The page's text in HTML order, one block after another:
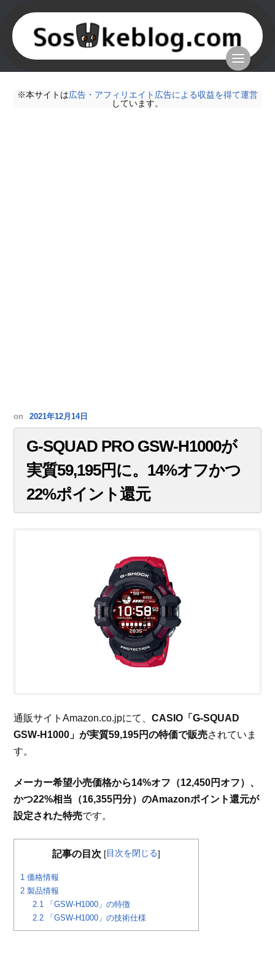
※本サイトは広告・アフィリエイト広告による収益を得て運営
しています。
on 2021年12月14日
G-SQUAD PRO GSW-H1000が
実質59,195円に。14%オフかつ
22%ポイント還元
通販サイトAmazon.co.jpにて、CASIO「G-SQUAD
GSW-H1000」が実質59,195円の特価で販売されていま
す。
メーカー希望小売価格から14%オフ（12,450円オフ）、
かつ22%相当（16,355円分）のAmazonポイント還元が
設定された特売です。
記事の目次 [目次を閉じる]
1 価格情報
2 製品情報
2.1
「GSW-H1000」の特徴
2.2 「GSW-H1000」の技術仕様